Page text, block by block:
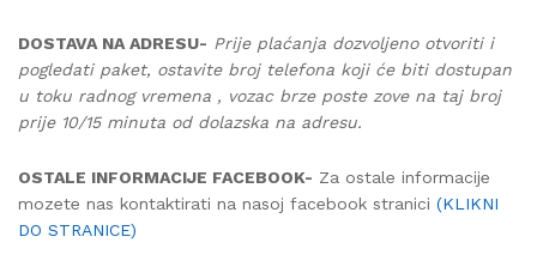
DOSTAVA NA ADRESU- Prije plaćanja dozvoljeno otvoriti i
pogledati paket, ostavite broj telefona koji će biti dostupan
u toku radnog vremena , vozac brze poste zove na taj broj
prije 10/15 minuta od dolazska na adresu.
OSTALE INFORMACIJE FACEBOOK- Za ostale informacije
mozete nas kontaktirati na nasoj facebook stranici (KLIKNI
DO STRANICE)